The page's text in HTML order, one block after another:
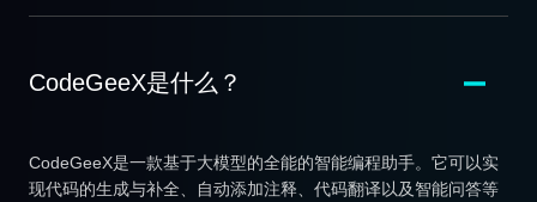
CodeGeeX是什么？
CodeGeeX是一款基于大模型的全能的智能编程助手。它可以实
现代码的生成与补全、自动添加注释、代码翻译以及智能问答等